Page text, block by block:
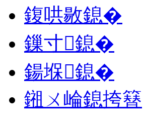
鍑哄敭鎴�
鏁寸鎴�
鍚堢鎴�
鎺ㄨ崘鎴挎簮